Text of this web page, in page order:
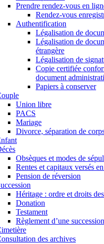
Prendre rendez-vous en
Rendez-vous
Authentification
Légalisation de
Légalisation de
étrangère
Légalisation de
Copie certifiée
document
Papiers à conserver
Union libre
PACS
Mariage
Divorce, séparation de
Obsèques et modes de
Rentes et capitaux versés
Pension de réversion
Héritage : ordre et droits
Donation
Testament
Règlement d’une succession
des archives